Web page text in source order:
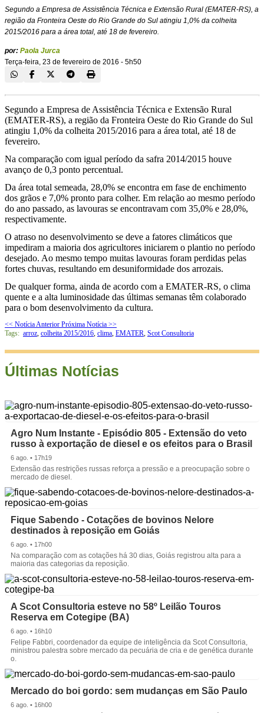
Segundo a Empresa de Assistência Técnica e Extensão Rural (EMATER-RS), a
região da Fronteira Oeste do Rio Grande do Sul atingiu 1,0% da colheita
2015/2016 para a área total, até 18 de fevereiro.
por: Paola Jurca
Terça-feira, 23 de fevereiro de 2016 - 5h50
Segundo a Empresa de Assistência Técnica e Extensão Rural
(EMATER-RS), a região da Fronteira Oeste do Rio Grande do Sul
atingiu 1,0% da colheita 2015/2016 para a área total, até 18 de
fevereiro.
Na comparação com igual período da safra 2014/2015 houve
avanço de 0,3 ponto percentual.
Da área total semeada, 28,0% se encontra em fase de enchimento
dos grãos e 7,0% pronto para colher. Em relação ao mesmo período
do ano passado, as lavouras se encontravam com 35,0% e 28,0%,
respectivamente.
O atraso no desenvolvimento se deve a fatores climáticos que
impediram a maioria dos agricultores iniciarem o plantio no período
desejado. Ao mesmo tempo muitas lavouras foram perdidas pelas
fortes chuvas, resultando em desuniformidade dos arrozais.
De qualquer forma, ainda de acordo com a EMATER-RS, o clima
quente e a alta luminosidade das últimas semanas têm colaborado
para o bom desenvolvimento da cultura.
<< Notícia Anterior Próxima Notícia >>
Tags: arroz, colheita 2015/2016, clima, EMATER, Scot Consultoria
Últimas Notícias
Agro Num Instante - Episódio 805 - Extensão do veto
russo à exportação de diesel e os efeitos para o Brasil
6 ago. • 17h19
Extensão das restrições russas reforça a pressão e a preocupação sobre o
mercado de diesel.
Fique Sabendo - Cotações de bovinos Nelore
destinados à reposição em Goiás
6 ago. • 17h00
Na comparação com as cotações há 30 dias, Goiás registrou alta para a
maioria das categorias da reposição.
A Scot Consultoria esteve no 58º Leilão Touros
Reserva em Cotegipe (BA)
6 ago. • 16h10
Felipe Fabbri, coordenador da equipe de inteligência da Scot Consultoria,
ministrou palestra sobre mercado da pecuária de cria e de genética durante
o.
Mercado do boi gordo: sem mudanças em São Paulo
6 ago. • 16h00